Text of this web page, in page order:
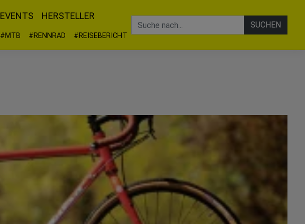
SUCHEN
EVENTS HERSTELLER
#MTB #RENNRAD #REISEBERICHT